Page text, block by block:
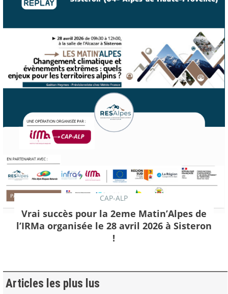
CAP-ALP
Vrai succès pour la 2eme Matin’Alpes de
l’IRMa organisée le 28 avril 2026 à Sisteron
!
Articles les plus lus